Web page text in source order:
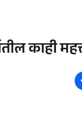
काही